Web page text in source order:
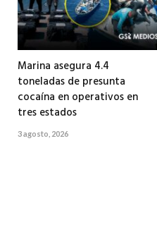
Marina asegura 4.4
toneladas de presunta
cocaína en operativos en
tres estados
3 agosto, 2026